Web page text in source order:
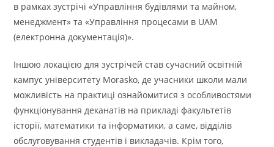
в рамках зустрічі «Управління будівлями та майном,
менеджмент» та «Управління процесами в UAM
(електронна документація)».
Іншою локацією для зустрічей став сучасний освітній
кампус університету Morasko, де учасники школи мали
можливість на практиці ознайомитися з особливостями
функціонування деканатів на прикладі факультетів
історії, математики та інформатики, а саме, відділів
обслуговування студентів і викладачів. Крім того,